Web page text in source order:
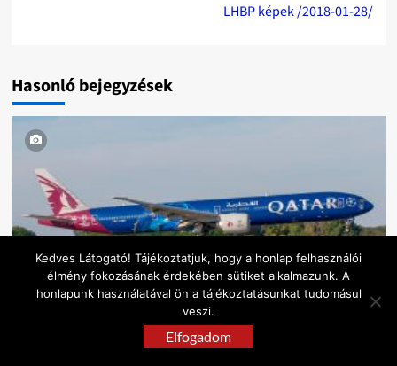
LHBP képek /2018-01-28/
Hasonló bejegyzések
2026 Képek LHBP
LHBP képek /2026-05-31/
Kedves Látogató! Tájékoztatjuk, hogy a honlap felhasználói
élmény fokozásának érdekében sütiket alkalmazunk. A
honlapunk használatával ön a tájékoztatásunkat tudomásul
veszi.
Elfogadom